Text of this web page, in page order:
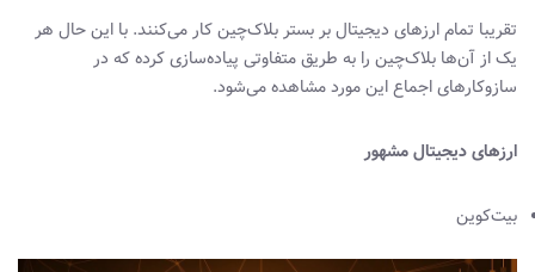
تقریبا تمام ارزهای دیجیتال بر بستر بلاک‌چین کار می‌کنند. با این حال هر
یک از آن‌ها بلاک‌چین را به طریق متفاوتی پیاده‌سازی کرده که در
سازوکارهای اجماع این مورد مشاهده می‌شود.
ارزهای دیجیتال مشهور
بیت‌کوین